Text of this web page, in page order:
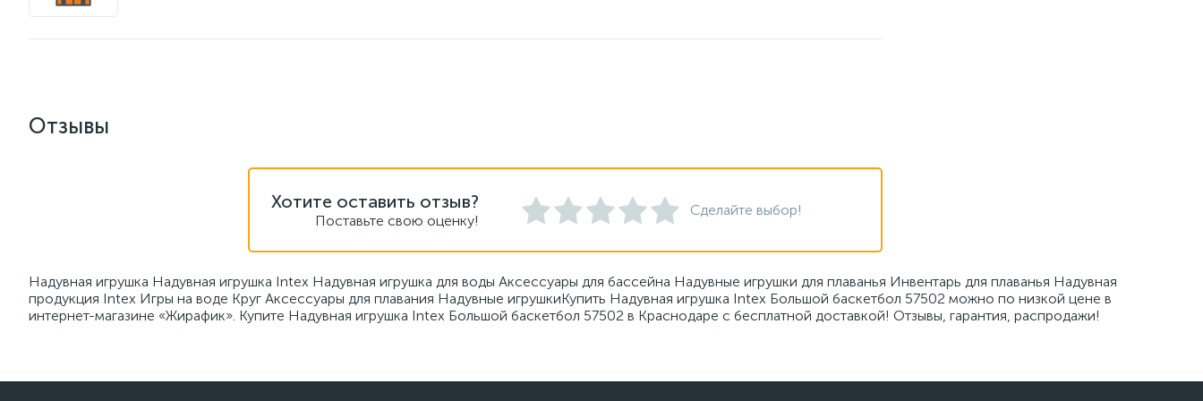
Отзывы
Хотите оставить отзыв?
Поставьте свою оценку!
Сделайте выбор!
Надувная игрушка Надувная игрушка Intex Надувная игрушка для воды Аксессуары для бассейна Надувные игрушки для плаванья Инвентарь для плаванья Надувная
продукция Intex Игры на воде Круг Аксессуары для плавания Надувные игрушкиКупить Надувная игрушка Intex Большой баскетбол 57502 можно по низкой цене в
интернет-магазине «Жирафик». Купите Надувная игрушка Intex Большой баскетбол 57502 в Краснодаре с бесплатной доставкой! Отзывы, гарантия, распродажи!